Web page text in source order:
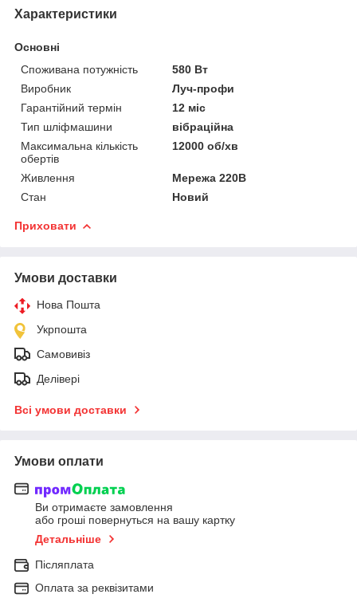
Характеристики
Основні
Споживана потужність
580 Вт
Виробник
Луч-профи
Гарантійний термін
12 міс
Тип шліфмашини
вібраційна
Максимальна кількість
обертів
12000 об/хв
Живлення
Мережа 220В
Стан
Новий
Приховати
Умови доставки
Нова Пошта
Укрпошта
Самовивіз
Делівері
Всі умови доставки
Умови оплати
Ви отримаєте замовлення
або гроші повернуться на вашу картку
Детальніше
Післяплата
Оплата за реквізитами